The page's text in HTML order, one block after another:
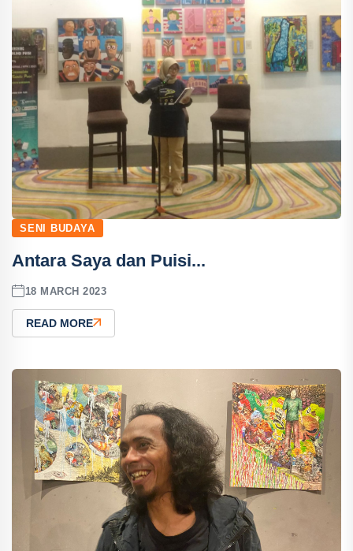
SENI BUDAYA
Antara Saya dan Puisi...
18 MARCH 2023
READ MORE